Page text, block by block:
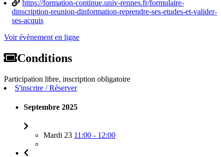
https://formation-continue.univ-rennes.fr/formulaire-
dinscription-reunion-dinformation-reprendre-ses-etudes-et-valider-
ses-acquis
Voir évènement en ligne
Conditions
Participation libre, inscription obligatoire
S'inscrire / Réserver
Septembre 2025
Mardi 23 11:00 - 12:00